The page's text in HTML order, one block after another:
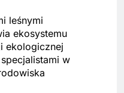
leśnymi
ekosystemu
ekologicznej
w